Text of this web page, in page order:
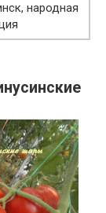
народная